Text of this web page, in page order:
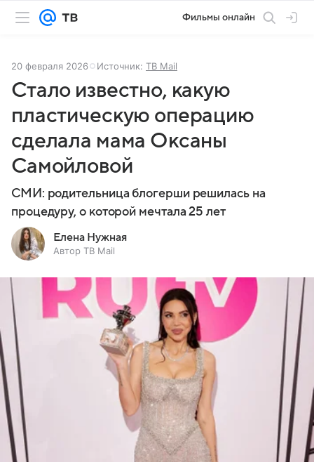
Фильмы онлайн
20 февраля 2026 Источник: ТВ Mail
Стало известно, какую
пластическую операцию
сделала мама Оксаны
Самойловой
СМИ: родительница блогерши решилась на
процедуру, о которой мечтала 25 лет
Елена Нужная
Автор ТВ Mail